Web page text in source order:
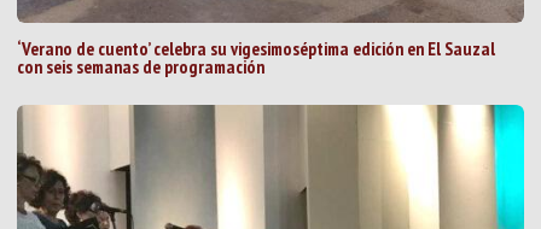
‘Verano de cuento’ celebra su vigesimoséptima edición en El Sauzal
con seis semanas de programación